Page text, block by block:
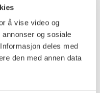
å vise video og
og sosiale
deles med
den med annen data